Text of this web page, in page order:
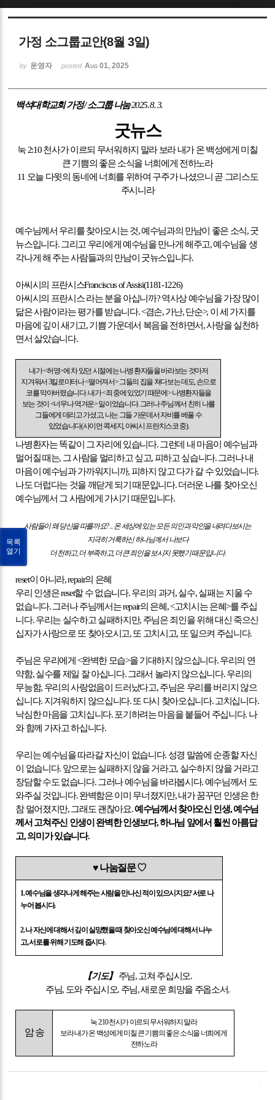
가정 소그룹교안(8월 3일)
by 운영자 posted Aug 01, 2025
백석대학교회 가정/소그룹 나눔2025. 8. 3.
굿뉴스
눅 2:10천사가 이르되 무서워하지 말라 보라 내가 온 백성에게 미칠
큰 기쁨의 좋은 소식을 너희에게 전하노라
11 오늘 다윗의 동네에 너희를 위하여 구주가 나셨으니 곧 그리스도
주시니라
예수님께서 우리를 찾아오시는 것,예수님과의 만남이 좋은 소식,굿
뉴스입니다. 그리고 우리에게 예수님을 만나게 해주고,예수님을 생
각나게 해 주는 사람들과의 만남이 굿뉴스입니다.
아씨시의 프란시스Franciscus of Assisi(1181-1226)
아씨시의 프란시스 라는 분을 아십니까?역사상 예수님을 가장 많이
닮은 사람이라는 평가를 받습니다. <겸손,가난,단순>, 이 세 가지를
마음에 깊이 새기고,기쁨 가운데서 복음을 전하면서,사랑을 실천하
면서 살았습니다.
내가<허영>에 차 있던 시절에는 나병 환자들을 바라보는 것마저
지겨워서3킬로미터나<떨어져서>그들의 집을 쳐다보는 데도, 손으로
코를 막아버렸습니다.내가<죄 중에 있었기 때문에>나병환자들을
보는 것이<너무나 역겨운>일이었습니다. 그러나 주님께서 친히 나를
그들에게 데리고 가셨고, 나는 그들 가운데서 자비를 베풀 수
있었습니다(사이먼 콕세지, 아씨시 프란치스코 중).
나병환자는 똑같이 그 자리에 있습니다. 그런데 내 마음이 예수님과
멀어질 때는, 그 사람을 멀리하고 싶고, 피하고 싶습니다. 그러나 내
마음이 예수님과 가까워지니까, 피하지 않고 다가 갈 수 있었습니다.
나도 더럽다는 것을 깨닫게 되기 때문입니다.더러운 나를 찾아오신
예수님께서 그 사람에게 가시기 때문입니다.
사람들이 왜 당신을 따를까요? ...온 세상에 있는 모든 의인과 악인을 내려다보시는
지극히 거룩하신 하나님께서 나보다
더 천하고,더 부족하고,더 큰 죄인을 보시지 못했기 때문입니다.
reset이 아니라, repair의 은혜
우리 인생은reset할 수 없습니다.우리의 과거,실수,실패는 지울 수
없습니다. 그러나 주님께서는repair의 은혜 , <고치시는 은혜>를 주십
니다.우리는 실수하고 실패하지만, 주님은 죄인을 위해 대신 죽으신
십자가 사랑으로 또 찾아오시고, 또 고치시고, 또 일으켜 주십니다.
주님은 우리에게<완벽한 모습>을 기대하지 않으십니다.우리의 연
약함,실수를 제일 잘 아십니다. 그래서 놀라지 않으십니다.우리의
무능함, 우리의 사랑없음이 드러났다고,주님은 우리를 버리지 않으
십니다. 지겨워하지 않으십니다. 또 다시 찾아오십니다. 고치십니다.
낙심한 마음을 고치십니다. 포기하려는 마음을 붙들어 주십니다. 나
와 함께 가자고 하십니다.
우리는 예수님을 따라갈 자신이 없습니다. 성경 말씀에 순종할 자신
이 없습니다. 앞으로는 실패하지 않을 거라고, 실수하지 않을 거라고
장담할 수도 없습니다. 그러나 예수님을 바라봅시다.예수님께서 도
와주실 것입니다.완벽함은 이미 무너졌지만,내가 꿈꾸던 인생은 한
참 멀어졌지만, 그래도 괜찮아요.예수님께서 찾아오신 인생,예수님
께서 고쳐주신 인생이 완벽한 인생보다,하나님 앞에서 훨씬 아름답
고,의미가 있습니다.
♥나눔질문♡
1.예수님을 생각나게 해주는 사람을 만나신 적이 있으시지요?서로 나
누어 봅시다.
2.나 자신에 대해서 깊이 실망했을 때 찾아오신 예수님에 대해서 나누
고,서로를 위해 기도해 줍시다.
【기도】 주님, 고쳐 주십시오.
주님, 도와 주십시오. 주님,새로운 희망을 주옵소서.
암 송
눅2:10천사가 이르되 무서워하지 말라
보라 내가 온 백성에게 미칠 큰 기쁨의 좋은 소식을 너희에게
전하노라
목록
열기
Sketchbook5, 스케치북5
Sketchbook5, 스케치북5